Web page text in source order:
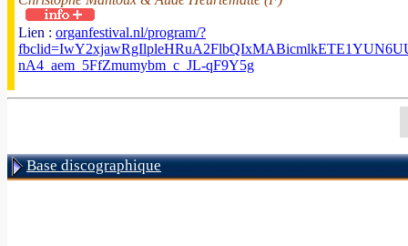
Lien : organfestival.nl/program/?
nA4_aem_5FfZmumybm_c_JL-qF9Y5g
Base discographique